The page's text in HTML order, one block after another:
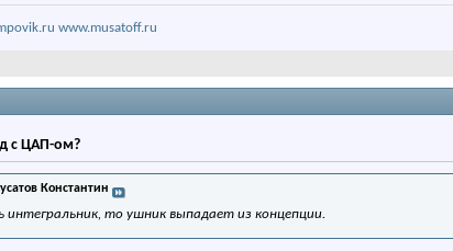
www.musatoff.ru
с ЦАП-ом?
Константин
интегральник, то ушник выпадает из концепции.